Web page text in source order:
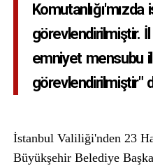
görevlendirilmiştir.
emniyet mensubu
görevlendirilmiştir"
İstanbul Valiliği'nden 23
Büyükşehir Belediye